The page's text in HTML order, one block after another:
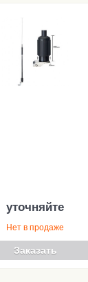
уточняйте
Нет в продаже
Заказать